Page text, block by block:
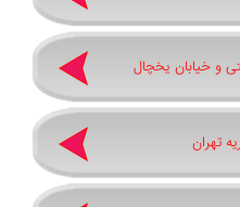
و خیابان یخچال
تهران